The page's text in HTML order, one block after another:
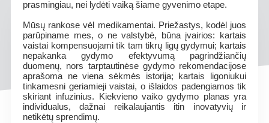
prasmingiau, nei lydėti vaiką šiame gyvenimo etape.
Mūsų rankose vėl medikamentai. Priežastys, kodėl juos
parūpiname mes, o ne valstybė, būna įvairios: kartais
vaistai kompensuojami tik tam tikrų ligų gydymui; kartais
nepakanka gydymo efektyvumą pagrindžiančių
duomenų, nors tarptautinėse gydymo rekomendacijose
aprašoma ne viena sėkmės istorija; kartais ligoniukui
tinkamesni geriamieji vaistai, o išlaidos padengiamos tik
skiriant infuzinius. Kiekvieno vaiko gydymo planas yra
individualus, dažnai reikalaujantis itin inovatyvių ir
netikėtų sprendimų.